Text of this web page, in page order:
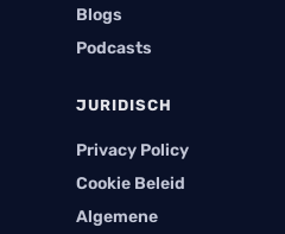
Blogs
Podcasts
JURIDISCH
Privacy Policy
Cookie Beleid
Algemene